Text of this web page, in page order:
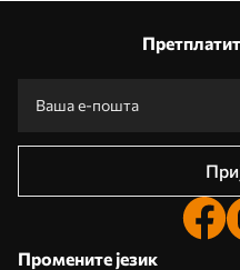
Промените језик